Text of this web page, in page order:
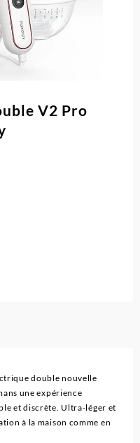
V2 Pro
double nouvelle
une expérience
et discrète. Ultra-léger et
à la maison comme en